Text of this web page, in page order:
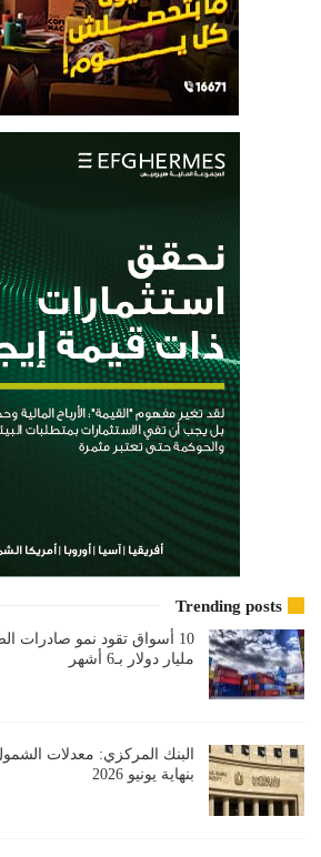
Trending posts
مليار دولار بـ6 أشهر
بنهاية يونيو 2026